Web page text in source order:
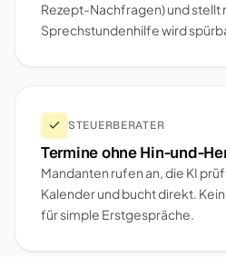
Rezept-Nachfragen) und stellt
Sprechstundenhilfe wird
STEUERBERATER
Termine ohne Hin-und-
Mandanten rufen an, die KI
Kalender und bucht direkt.
für simple Erstgespräche.